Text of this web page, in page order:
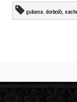
gubana. dorbolò,